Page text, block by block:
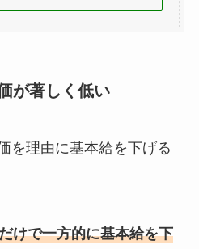
が著しく低い
を理由に基本給を下げる
けで一方的に基本給を下